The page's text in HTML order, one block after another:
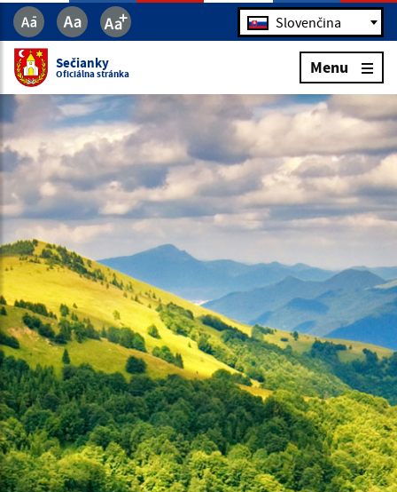
Jazyk Slovenčina
Sečianky
Oficiálna stránka Menu